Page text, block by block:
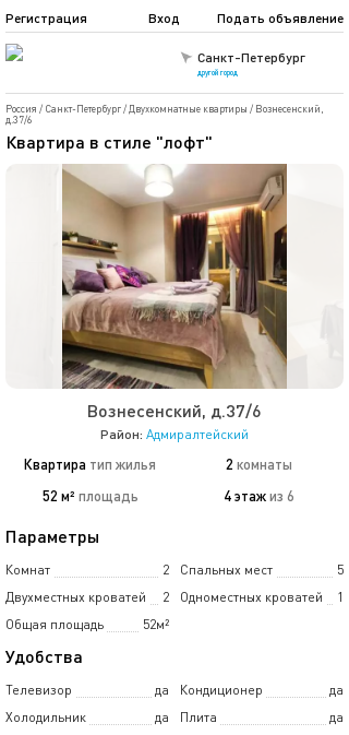
Санкт-Петербург
другой город
Подать объявление
Регистрация Вход
Россия / Санкт-Петербург/ Двухкомнатные квартиры / Вознесенский,
д.37/6
Квартира в стиле "лофт"
Вознесенский, д.37/6
Район: Адмиралтейский
Квартира тип жилья 2 комнаты
52 м² площадь 4 этажиз 6
Параметры
Комнат 2 Спальных мест
5
Двухместных кроватей
2 Одноместных кроватей
1
Общая площадь
52м²
Удобства
Телевизор да Кондиционер
да
Холодильник
да Плита
да